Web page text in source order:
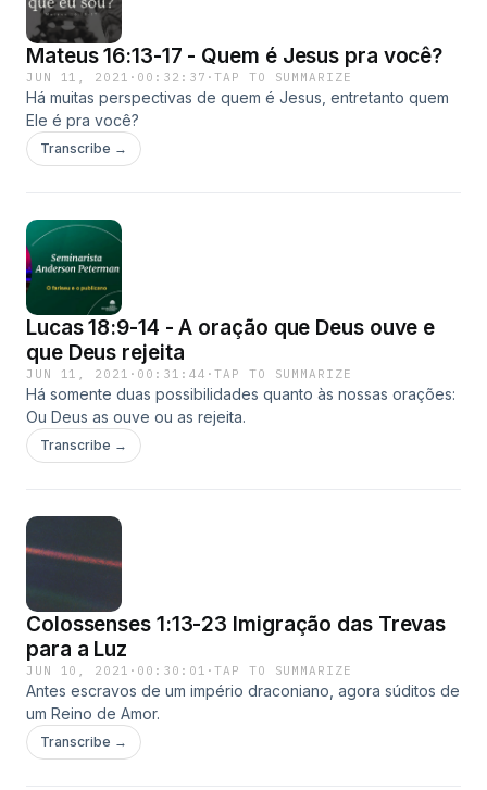
Mateus 16:13-17 - Quem é Jesus pra você?
JUN 11, 2021 · 00:32:37 ·TAP TO SUMMARIZE
Há muitas perspectivas de quem é Jesus, entretanto quem
Ele é pra você?
Transcribe →
Lucas 18:9-14 - A oração que Deus ouve e
que Deus rejeita
JUN 11, 2021 · 00:31:44 ·TAP TO SUMMARIZE
Há somente duas possibilidades quanto às nossas orações:
Ou Deus as ouve ou as rejeita.
Transcribe →
Colossenses 1:13-23 Imigração das Trevas
para a Luz
JUN 10, 2021 · 00:30:01 ·TAP TO SUMMARIZE
Antes escravos de um império draconiano, agora súditos de
um Reino de Amor.
Transcribe →